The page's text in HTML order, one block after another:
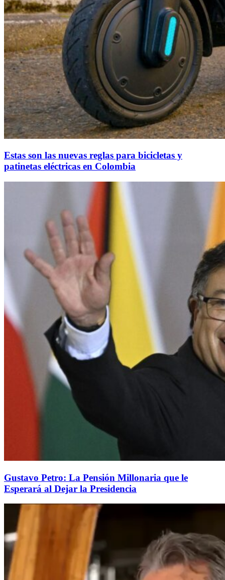
Estas son las nuevas reglas para bicicletas y
patinetas eléctricas en Colombia
Gustavo Petro: La Pensión Millonaria que le
Esperará al Dejar la Presidencia